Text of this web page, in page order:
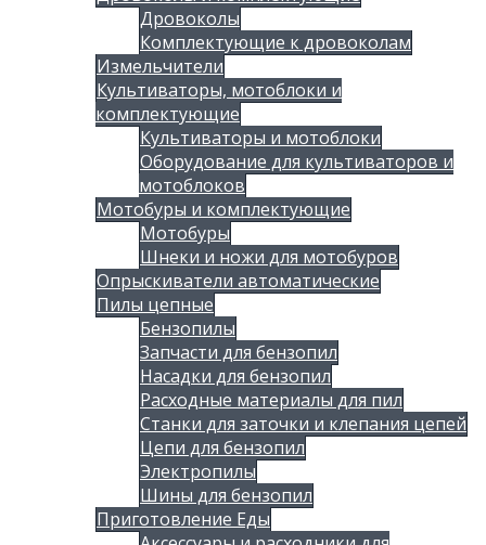
Дровоколы
Комплектующие к дровоколам
Измельчители
Культиваторы, мотоблоки и
комплектующие
Культиваторы и мотоблоки
Оборудование для культиваторов и
мотоблоков
Мотобуры и комплектующие
Мотобуры
Шнеки и ножи для мотобуров
Опрыскиватели автоматические
Пилы цепные
Бензопилы
Запчасти для бензопил
Насадки для бензопил
Расходные материалы для пил
Станки для заточки и клепания цепей
Цепи для бензопил
Электропилы
Шины для бензопил
Приготовление Еды